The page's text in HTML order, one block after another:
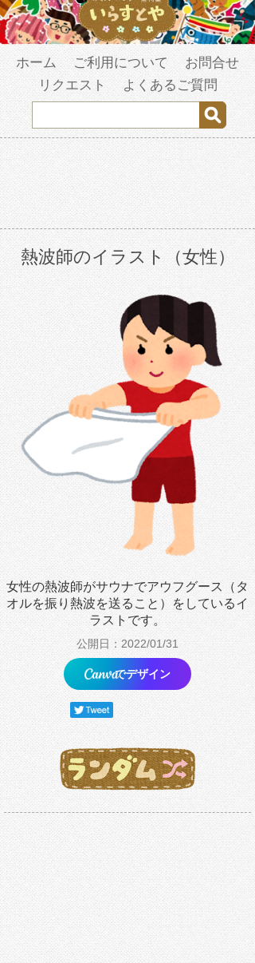
ホーム ご利用について
お問合せ
リクエスト
よくあるご質問
熱波師のイラスト（女性）
女性の熱波師がサウナでアウフグース（タ
オルを振り熱波を送ること）をしているイ
ラストです。
公開日：2022/01/31
でデザイン